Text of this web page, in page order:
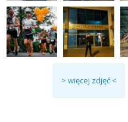
> więcej zdjęć <